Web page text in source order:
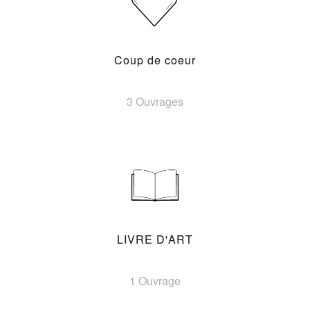
Coup de coeur
3 Ouvrages
LIVRE D'ART
1 Ouvrage